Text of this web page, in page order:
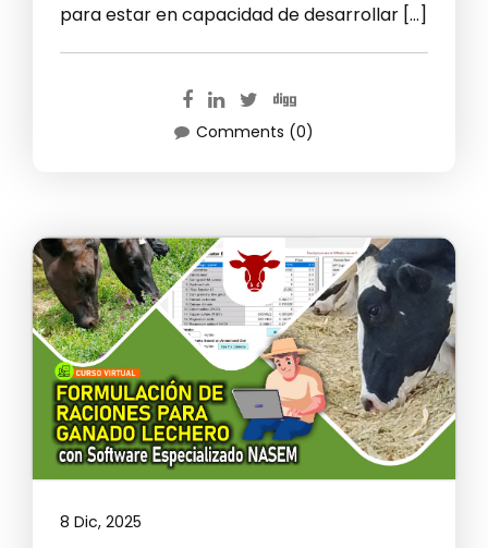
para estar en capacidad de desarrollar […]
Comments (0)
8 Dic, 2025